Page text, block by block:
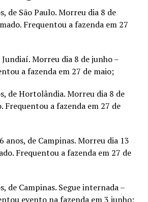
de São Paulo. Morreu dia 8 de
Frequentou a fazenda em 27
Morreu dia 8 de junho –
a fazenda em 27 de maio;
de Hortolândia. Morreu dia 8 de
Frequentou a fazenda em 27 de
anos, de Campinas. Morreu dia 13
Frequentou a fazenda em 27 de
de Campinas. Segue internada –
evento na fazenda em 3 junho;